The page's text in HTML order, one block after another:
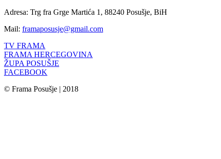
Adresa: Trg fra Grge Martića 1, 88240 Posušje, BiH
Mail: framaposusje@gmail.com
TV FRAMA
FRAMA HERCEGOVINA
ŽUPA POSUŠJE
FACEBOOK
© Frama Posušje | 2018